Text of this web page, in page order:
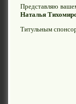
Представляю
Наталья
Титульным